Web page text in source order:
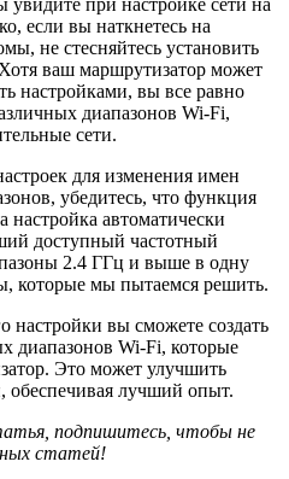
если вы наткнетесь на
не стесняйтесь установить
ваш маршрутизатор может
настройками, вы все равно
диапазонов Wi-Fi,
сети.
для изменения имен
убедитесь, что функция
настройка автоматически
доступный частотный
2.4 ГГц и выше в одну
которые мы пытаемся решить.
настройки вы сможете создать
диапазонов Wi-Fi, которые
Это может улучшить
обеспечивая лучший опыт.
подпишитесь, чтобы не
статей!